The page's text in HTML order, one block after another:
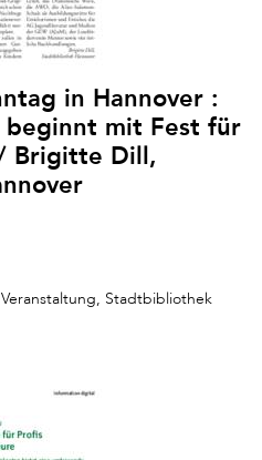
in Hannover :
beginnt mit Fest für
Brigitte Dill,
Stadtbibliothek